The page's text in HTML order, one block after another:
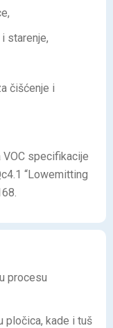
starenje,
čišćenje i
specifikacije
“Lowemitting
procesu
pločica, kade i tuš